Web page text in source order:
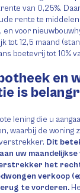
van 0,25%.
rente te
voor
tot 12,5 maand
boetevrij tot 10%
en
is
lening die u
waarbij de woning
Dit
uw
het
verkoop
te vorderen.